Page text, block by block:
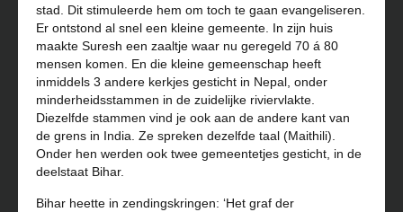
stad. Dit stimuleerde hem om toch te gaan evangeliseren.
Er ontstond al snel een kleine gemeente. In zijn huis
maakte Suresh een zaaltje waar nu geregeld 70 á 80
mensen komen. En die kleine gemeenschap heeft
inmiddels 3 andere kerkjes gesticht in Nepal, onder
minderheidsstammen in de zuidelijke riviervlakte.
Diezelfde stammen vind je ook aan de andere kant van
de grens in India. Ze spreken dezelfde taal (Maithili).
Onder hen werden ook twee gemeentetjes gesticht, in de
deelstaat Bihar.
Bihar heette in zendingskringen: ‘Het graf der